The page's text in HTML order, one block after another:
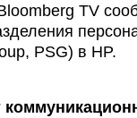
TV
PSG) в HP.